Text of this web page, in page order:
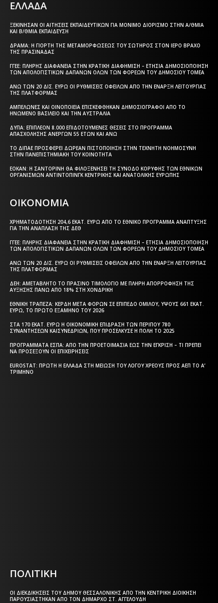
ΕΛΛΑΔΑ
ΞΕΚΊΝΗΣΑΝ ΟΙ ΑΙΤΉΣΕΙΣ ΕΚΠΑΙΔΕΥΤΙΚΏΝ ΓΙΑ ΜΌΝΙΜΟ ΔΙΟΡΙΣΜΌ ΣΤΗΝ Α/ΘΜΙΑ
ΚΑΙ Β/ΘΜΙΑ ΕΚΠΑΊΔΕΥΣΗ
ΔΡΆΜΑ: Η ΓΙΟΡΤΉ ΤΗΣ ΜΕΤΑΜΟΡΦΏΣΕΩΣ ΤΟΥ ΣΩΤΉΡΟΣ ΣΤΟΝ ΙΕΡΌ ΒΡΆΧΟ
ΤΗΣ ΠΡΑΣΙΝΆΔΑΣ
ΓΓΕΕ: ΠΛΉΡΗΣ ΔΙΑΦΆΝΕΙΑ ΣΤΗΝ ΚΡΑΤΙΚΉ ΔΙΑΦΉΜΙΣΗ – EΤΉΣΙΑ ΔΗΜΟΣΙΟΠΟΊΗΣΗ
ΤΩΝ ΑΠΟΛΟΓΙΣΤΙΚΏΝ ΔΑΠΑΝΏΝ ΌΛΩΝ ΤΩΝ ΦΟΡΈΩΝ ΤΟΥ ΔΗΜΟΣΊΟΥ ΤΟΜΈΑ
ΆΝΩ ΤΩΝ 20 ΔΙΣ. ΕΥΡΏ ΟΙ ΡΥΘΜΊΣΕΙΣ ΟΦΕΙΛΏΝ ΑΠΌ ΤΗΝ ΈΝΑΡΞΗ ΛΕΙΤΟΥΡΓΊΑΣ
ΤΗΣ ΠΛΑΤΦΌΡΜΑΣ
ΑΜΠΕΛΏΝΕΣ ΚΑΙ ΟΙΝΟΠΟΙΕΊΑ ΕΠΙΣΚΈΦΘΗΚΑΝ ΔΗΜΟΣΙΟΓΡΆΦΟΙ ΑΠΌ ΤΟ
ΗΝΩΜΈΝΟ ΒΑΣΊΛΕΙΟ ΚΑΙ ΤΗΝ ΑΥΣΤΡΑΛΊΑ
ΔΥΠΑ: ΕΠΙΠΛΈΟΝ 8.000 ΕΠΙΔΟΤΟΎΜΕΝΕΣ ΘΈΣΕΙΣ ΣΤΟ ΠΡΌΓΡΑΜΜΑ
ΑΠΑΣΧΌΛΗΣΗΣ ΑΝΈΡΓΩΝ 55 ΕΤΏΝ ΚΑΙ ΆΝΩ
ΤΟ ΔΙΠΑΕ ΠΡΟΣΦΈΡΕΙ ΔΩΡΕΆΝ ΠΙΣΤΟΠΟΊΗΣΗ ΣΤΗΝ ΤΕΧΝΗΤΉ ΝΟΗΜΟΣΎΝΗ
ΣΤΗΝ ΠΑΝΕΠΙΣΤΗΜΙΑΚΉ ΤΟΥ ΚΟΙΝΌΤΗΤΑ
ΕΟΚΑΝ: Η ΣΑΝΤΟΡΊΝΗ ΘΑ ΦΙΛΟΞΕΝΉΣΕΙ ΤΗ ΣΎΝΟΔΟ ΚΟΡΥΦΉΣ ΤΩΝ ΕΘΝΙΚΏΝ
ΟΡΓΑΝΙΣΜΏΝ ΑΝΤΙΝΤΌΠΙΝΓΚ ΚΕΝΤΡΙΚΉΣ ΚΑΙ ΑΝΑΤΟΛΙΚΉΣ ΕΥΡΏΠΗΣ
ΟΙΚΟΝΟΜΙΑ
ΧΡΗΜΑΤΟΔΌΤΗΣΗ 204,6 ΕΚΑΤ. ΕΥΡΏ ΑΠΌ ΤΟ ΕΘΝΙΚΌ ΠΡΌΓΡΑΜΜΑ ΑΝΆΠΤΥΞΗΣ
ΓΙΑ ΤΗΝ ΑΝΆΠΛΑΣΗ ΤΗΣ ΔΕΘ
ΓΓΕΕ: ΠΛΉΡΗΣ ΔΙΑΦΆΝΕΙΑ ΣΤΗΝ ΚΡΑΤΙΚΉ ΔΙΑΦΉΜΙΣΗ – EΤΉΣΙΑ ΔΗΜΟΣΙΟΠΟΊΗΣΗ
ΤΩΝ ΑΠΟΛΟΓΙΣΤΙΚΏΝ ΔΑΠΑΝΏΝ ΌΛΩΝ ΤΩΝ ΦΟΡΈΩΝ ΤΟΥ ΔΗΜΟΣΊΟΥ ΤΟΜΈΑ
ΆΝΩ ΤΩΝ 20 ΔΙΣ. ΕΥΡΏ ΟΙ ΡΥΘΜΊΣΕΙΣ ΟΦΕΙΛΏΝ ΑΠΌ ΤΗΝ ΈΝΑΡΞΗ ΛΕΙΤΟΥΡΓΊΑΣ
ΤΗΣ ΠΛΑΤΦΌΡΜΑΣ
ΔΕΗ: ΑΜΕΤΆΒΛΗΤΟ ΤΟ ΠΡΆΣΙΝΟ ΤΙΜΟΛΌΓΙΟ ΜΕ ΠΛΉΡΗ ΑΠΟΡΡΌΦΗΣΗ ΤΗΣ
ΑΎΞΗΣΗΣ ΠΆΝΩ ΑΠΌ 18% ΣΤΗ ΧΟΝΔΡΙΚΉ
ΕΘΝΙΚΉ ΤΡΆΠΕΖΑ: ΚΈΡΔΗ ΜΕΤΆ ΦΌΡΩΝ ΣΕ ΕΠΊΠΕΔΟ ΟΜΊΛΟΥ, ΎΨΟΥΣ 661 ΕΚΑΤ.
ΕΥΡΏ, ΤΟ ΠΡΏΤΟ ΕΞΆΜΗΝΟ ΤΟΥ 2026
ΣΤΑ 170 ΕΚΑΤ. ΕΥΡΏ Η ΟΙΚΟΝΟΜΙΚΉ ΕΠΊΔΡΑΣΗ ΤΩΝ ΠΕΡΊΠΟΥ 780
ΣΥΝΑΝΤΉΣΕΩΝ ΚΑΙΣΥΝΕΔΡΊΩΝ, ΠΟΥ ΠΡΟΣΈΛΚΥΣΕ Η ΠΌΛΗ ΤΟ 2025
ΠΡΟΓΡΆΜΜΑΤΑ EΣΠΑ: ΑΠΌ ΤΗΝ ΠΡΟΕΤΟΙΜΑΣΊΑ ΈΩΣ ΤΗΝ ΈΓΚΡΙΣΗ – ΤΙ ΠΡΈΠΕΙ
ΝΑ ΠΡΟΣΈΞΟΥΝ ΟΙ ΕΠΙΧΕΙΡΉΣΕΙΣ
EUROSTAT: ΠΡΏΤΗ Η ΕΛΛΆΔΑ ΣΤΗ ΜΕΊΩΣΗ ΤΟΥ ΛΌΓΟΥ ΧΡΈΟΥΣ ΠΡΟΣ ΑΕΠ ΤΟ Α’
ΤΡΊΜΗΝΟ
ΠΟΛΙΤΙΚΗ
ΟΙ ΔΙΕΚΔΙΚΉΣΕΙΣ ΤΟΥ ΔΉΜΟΥ ΘΕΣΣΑΛΟΝΊΚΗΣ ΑΠΌ ΤΗΝ ΚΕΝΤΡΙΚΉ ΔΙΟΊΚΗΣΗ
ΠΑΡΟΥΣΙΆΣΤΗΚΑΝ ΑΠΌ ΤΟΝ ΔΉΜΑΡΧΟ ΣΤ. ΑΓΓΕΛΟΎΔΗ